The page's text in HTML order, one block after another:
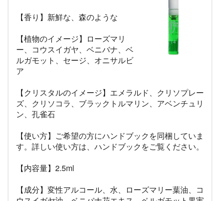
【香り】新鮮な、森のような
【植物のイメージ】ローズマリ
ー、コウスイガヤ、ベニバナ、ベ
ルガモット、セージ、オニサルビ
ア
【クリスタルのイメージ】エメラルド、クリソプレー
ズ、クリソコラ、ブラックトルマリン、アベンチュリ
ン、孔雀石
【使い方】ご希望の方にハンドブックを同梱していま
す。詳しい使い方は、ハンドブックをご覧ください。
【内容量】2.5ml
【成分】変性アルコール、水、ローズマリー葉油、コ